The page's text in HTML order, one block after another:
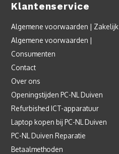
Klantenservice
Algemene voorwaarden | Zakelijk
Algemene voorwaarden |
Consumenten
Contact
Over ons
Openingstijden PC-NL Duiven
Refurbished ICT-apparatuur
Laptop kopen bij PC-NL Duiven
PC-NL Duiven Reparatie
Betaalmethoden